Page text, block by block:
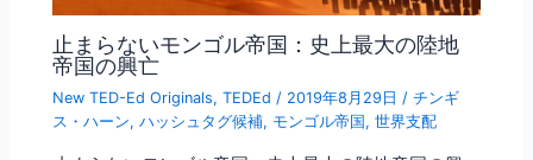
止まらないモンゴル帝国：史上最大の陸地
帝国の興亡
New TED-Ed Originals,TEDEd / 2019年8月29日 /チンギ
ス・ハーン,ハッシュタグ候補, モンゴル帝国 ,世界支配